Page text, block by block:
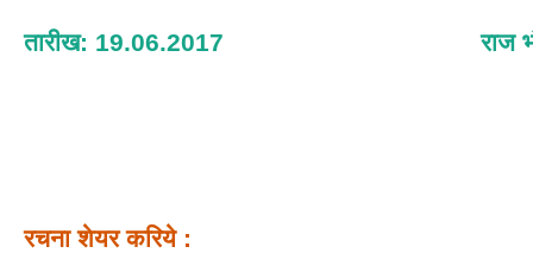
तारीख: 19.06.2017 राज
रचना शेयर करिये :